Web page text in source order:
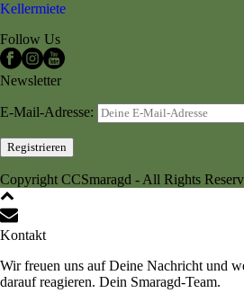
Kellermiete
Follow Us
Newsletter
E-Mail-Adresse:
Copyright CCSmaragd - All Rights
Kontakt
Wir freuen uns auf Deine Nachricht und
darauf reagieren. Dein Smaragd-Team.